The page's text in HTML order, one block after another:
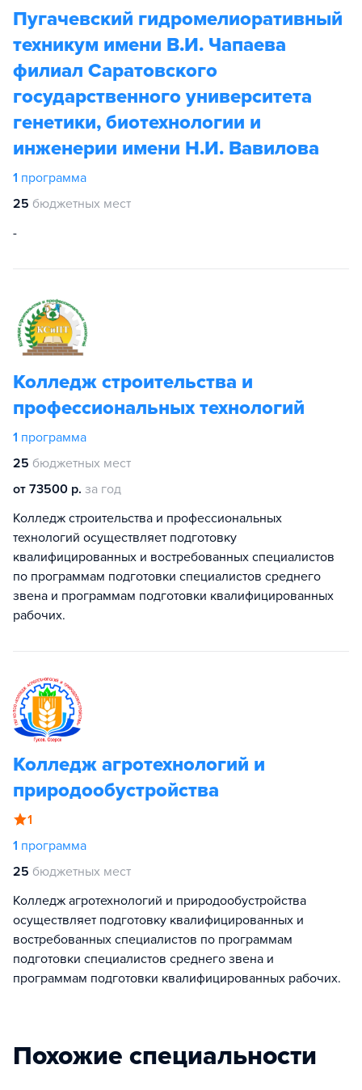
Пугачевский гидромелиоративный
техникум имени В.И. Чапаева
филиал Саратовского
государственного университета
генетики, биотехнологии и
инженерии имени Н.И. Вавилова
1 программа
25 бюджетных мест
-
Колледж строительства и
профессиональных технологий
1 программа
25 бюджетных мест
от 73500 р. за год
Колледж строительства и профессиональных
технологий осуществляет подготовку
квалифицированных и востребованных специалистов
по программам подготовки специалистов среднего
звена и программам подготовки квалифицированных
рабочих.
Колледж агротехнологий и
природообустройства
1
1 программа
25 бюджетных мест
Колледж агротехнологий и природообустройства
осуществляет подготовку квалифицированных и
востребованных специалистов по программам
подготовки специалистов среднего звена и
программам подготовки квалифицированных рабочих.
Похожие специальности